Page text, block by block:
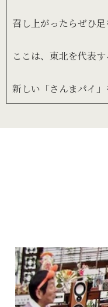
召し上がったらぜひ足
ここは、東北を代表す
新しい「さんまパイ」